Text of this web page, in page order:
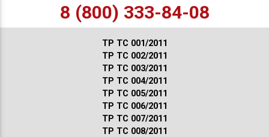
8 (800) 333-84-08
ТР ТС 001/2011
ТР ТС 002/2011
ТР ТС 003/2011
ТР ТС 004/2011
ТР ТС 005/2011
ТР ТС 006/2011
ТР ТС 007/2011
ТР ТС 008/2011